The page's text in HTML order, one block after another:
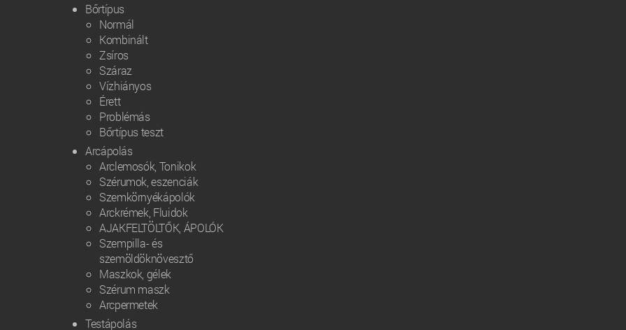
Bőrtípus
Normál
Kombinált
Zsíros
Száraz
Vízhiányos
Érett
Problémás
Bőrtípus teszt
Arcápolás
Arclemosók, Tonikok
Szérumok, eszenciák
Szemkörnyékápolók
Arckrémek, Fluidok
AJAKFELTÖLTŐK, ÁPOLÓK
Szempilla- és
szemöldöknövesztő
Maszkok, gélek
Szérum maszk
Arcpermetek
Testápolás